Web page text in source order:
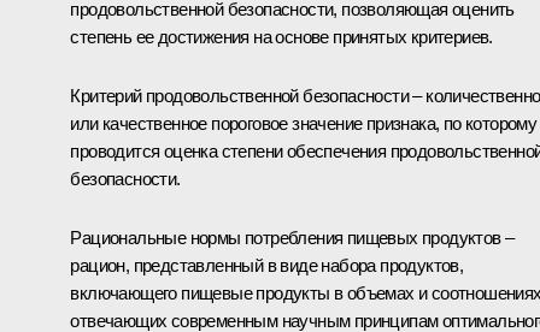
продовольственной безопасности, позволяющая оценить
степень ее достижения на основе принятых критериев.
Критерий продовольственной безопасности –
или качественное пороговое значение признака, по которому
проводится оценка степени обеспечения
безопасности.
Рациональные нормы потребления пищевых продуктов –
рацион, представленный в виде набора продуктов,
включающего пищевые продукты в объемах и
отвечающих современным научным принципам